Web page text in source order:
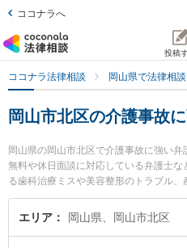
ココナラへ
投稿
ココナラ法律相談 岡山県で法律相
岡山市北区の介護事故
岡山県の岡山市北区で介護事故に強い
無料や休日面談に対応している弁護士
る歯科治療ミスや美容整形のトラブル
り込み検索もでき便利です。特に弁護
フィスの坪井 智之弁護士や葵綜合法律
エリア 岡山県、岡山市北区